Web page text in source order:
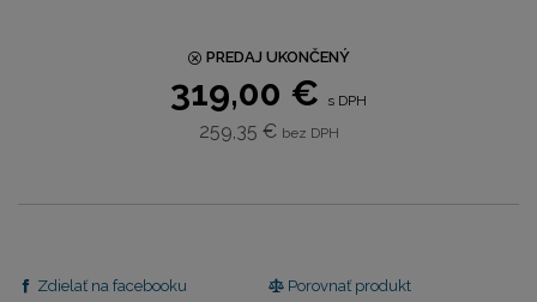
PREDAJ UKONČENÝ
319,00 € s DPH
259,35 € bez DPH
Zdielať na facebooku
Porovnať produkt